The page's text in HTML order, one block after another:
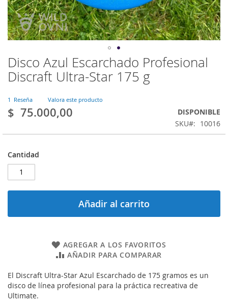
Disco Azul Escarchado Profesional
Discraft Ultra-Star 175 g
1 Reseña Valora este producto
$ 75.000,00
DISPONIBLE
SKU
10016
Cantidad
Añadir al carrito
AGREGAR A LOS FAVORITOS
AÑADIR PARA COMPARAR
El Discraft Ultra-Star Azul Escarchado de 175 gramos es un
disco de línea profesional para la práctica recreativa de
Ultimate.
Saltar
al
comienzo
la
galería
de